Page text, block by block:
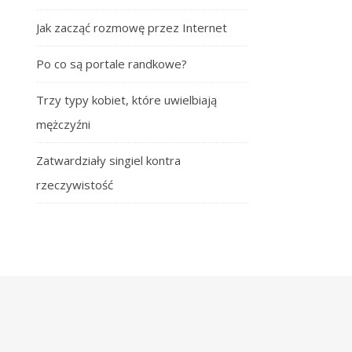
Jak zacząć rozmowę przez Internet
Po co są portale randkowe?
Trzy typy kobiet, które uwielbiają
mężczyźni
Zatwardziały singiel kontra
rzeczywistość